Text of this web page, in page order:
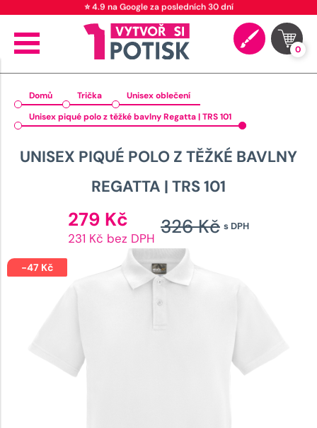
⭐ 4.9 na Google za posledních 30 dní
0
Domů Trička
Unisex oblečení
Unisex piqué polo z těžké bavlny Regatta | TRS 101
UNISEX PIQUÉ POLO Z TĚŽKÉ BAVLNY
REGATTA | TRS 101
s DPH
326Kč
279 Kč cena
je:
279 Kč.
231 Kč bez DPH
-47 Kč